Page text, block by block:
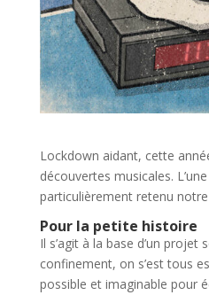
Lockdown aidant, cette
découvertes musicales.
particulièrement retenu
Pour la petite histoire
Il s’agit à la base d’un projet
confinement, on s’est tous
possible et imaginable pour